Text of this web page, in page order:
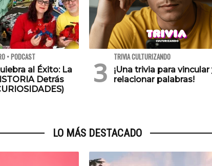
• PODCAST
al Éxito: La
Detrás
TRIVIA CULTURIZANDO
¡Una trivia para vincular
relacionar palabras!
LO MÁS DESTACADO